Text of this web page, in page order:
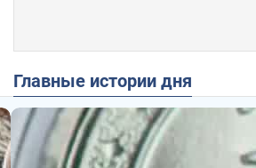
Главные истории дня